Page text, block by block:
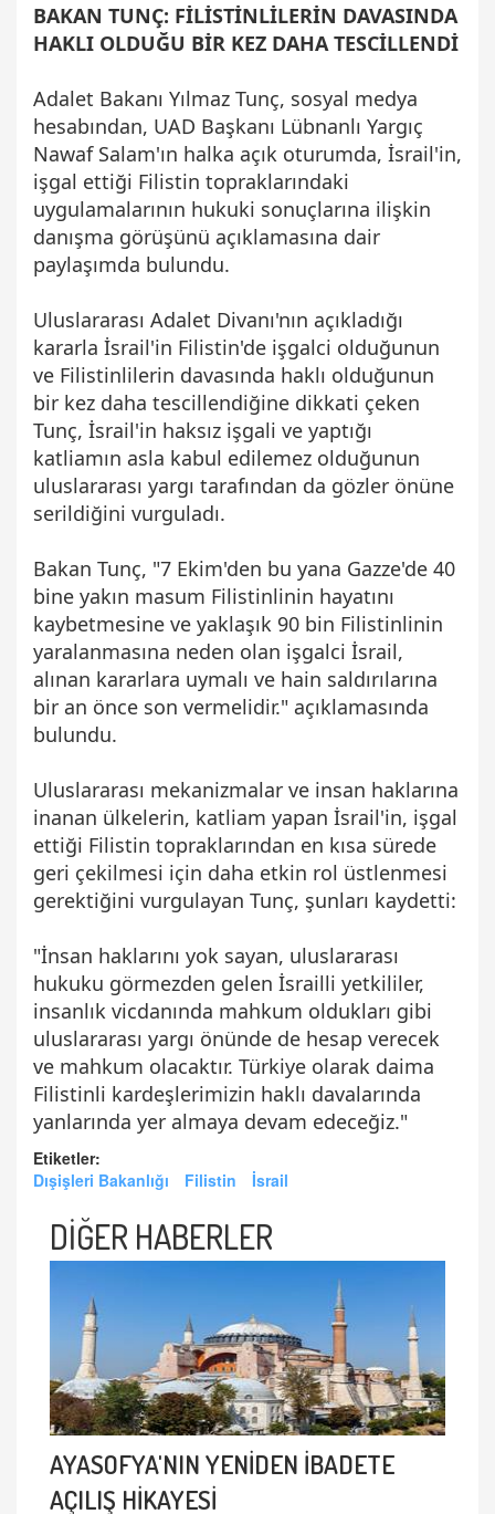
BAKAN TUNÇ: FİLİSTİNLİLERİN DAVASINDA
HAKLI OLDUĞU BİR KEZ DAHA TESCİLLENDİ
Adalet Bakanı Yılmaz Tunç, sosyal medya
hesabından, UAD Başkanı Lübnanlı Yargıç
Nawaf Salam'ın halka açık oturumda, İsrail'in,
işgal ettiği Filistin topraklarındaki
uygulamalarının hukuki sonuçlarına ilişkin
danışma görüşünü açıklamasına dair
paylaşımda bulundu.
Uluslararası Adalet Divanı'nın açıkladığı
kararla İsrail'in Filistin'de işgalci olduğunun
ve Filistinlilerin davasında haklı olduğunun
bir kez daha tescillendiğine dikkati çeken
Tunç, İsrail'in haksız işgali ve yaptığı
katliamın asla kabul edilemez olduğunun
uluslararası yargı tarafından da gözler önüne
serildiğini vurguladı.
Bakan Tunç, "7 Ekim'den bu yana Gazze'de 40
bine yakın masum Filistinlinin hayatını
kaybetmesine ve yaklaşık 90 bin Filistinlinin
yaralanmasına neden olan işgalci İsrail,
alınan kararlara uymalı ve hain saldırılarına
bir an önce son vermelidir." açıklamasında
bulundu.
Uluslararası mekanizmalar ve insan haklarına
inanan ülkelerin, katliam yapan İsrail'in, işgal
ettiği Filistin topraklarından en kısa sürede
geri çekilmesi için daha etkin rol üstlenmesi
gerektiğini vurgulayan Tunç, şunları kaydetti:
"İnsan haklarını yok sayan, uluslararası
hukuku görmezden gelen İsrailli yetkililer,
insanlık vicdanında mahkum oldukları gibi
uluslararası yargı önünde de hesap verecek
ve mahkum olacaktır. Türkiye olarak daima
Filistinli kardeşlerimizin haklı davalarında
yanlarında yer almaya devam edeceğiz."
Etiketler:
Dışişleri Bakanlığı
Filistin İsrail
DİĞER HABERLER
AYASOFYA'NIN YENİDEN İBADETE
AÇILIŞ HİKAYESİ